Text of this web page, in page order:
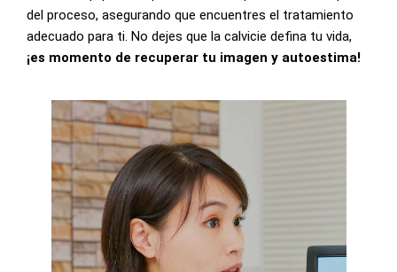
del proceso, asegurando que encuentres el tratamiento
adecuado para ti. No dejes que la calvicie defina tu vida,
¡es momento de recuperar tu imagen y autoestima!